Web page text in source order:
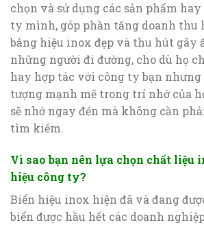
chọn và sử dụng các sản phẩm
ty mình, góp phần tăng doanh thu
bảng hiệu inox đẹp và thu hút gây
những người đi đường, cho dù họ
hay hợp tác với công ty bạn nhưng
tượng mạnh mẽ trong trí nhớ của
sẽ nhớ ngay đến mà không cần
tìm kiếm.
Vì sao bạn nên lựa chọn chất liệu
hiệu công ty?
Biển hiệu inox hiện đã và đang
biển được hầu hết các doanh